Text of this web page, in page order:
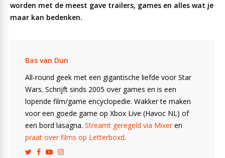
worden met de meest gave trailers, games en alles wat je
maar kan bedenken.
Bas van Dun
All-round geek met een gigantische liefde voor Star
Wars. Schrijft sinds 2005 over games en is een
lopende film/game encyclopedie. Wakker te maken
voor een goede game op Xbox Live (Havoc NL) of
een bord lasagna. Streamt geregeld via Mixeren
praat over films op Letterboxd.